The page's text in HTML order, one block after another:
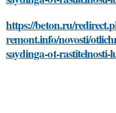
https://beton.ru/
remont.info/novosti/
saydinga-ot-